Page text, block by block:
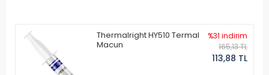
Thermalright HY510 Termal
Macun
%31 indirim
165,13 TL
113,88 TL